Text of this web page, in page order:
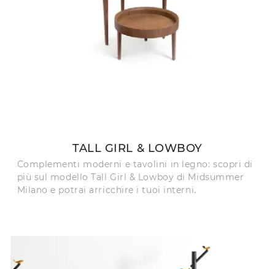
TALL GIRL & LOWBOY
Complementi moderni e tavolini in legno: scopri di
più sul modello Tall Girl & Lowboy di Midsummer
Milano e potrai arricchire i tuoi interni.